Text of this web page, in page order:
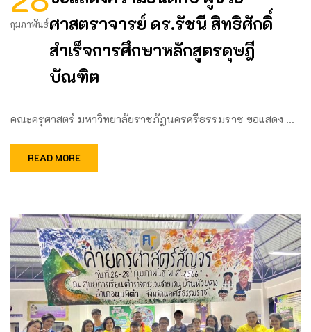
กุมภาพันธ์ศาสตราจารย์ ดร.รัชนี สิทธิศักดิ์
สำเร็จการศึกษาหลักสูตรดุษฎี
บัณฑิต
คณะครุศาสตร์ มหาวิทยาลัยราชภัฏนครศรีธรรมราช ขอแสดง …
READ MORE